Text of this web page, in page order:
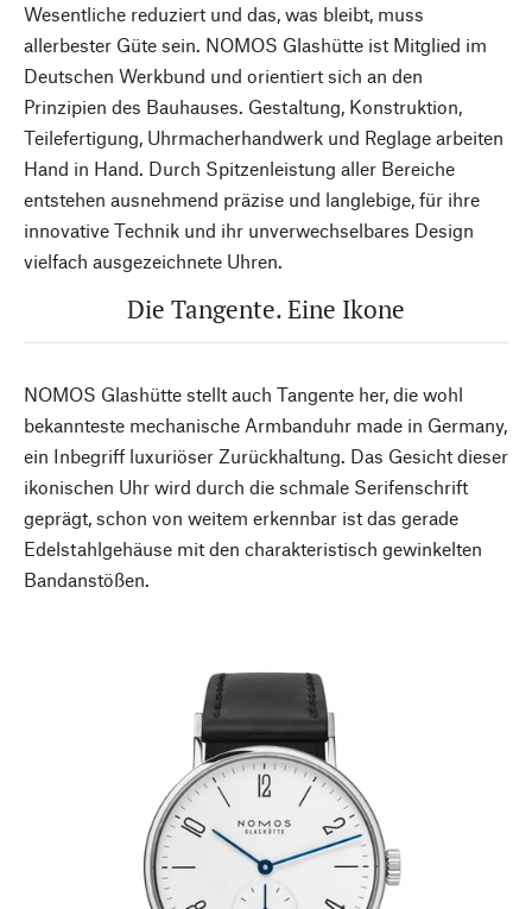
Wesentliche reduziert und das, was bleibt, muss
allerbester Güte sein. NOMOS Glashütte ist Mitglied im
Deutschen Werkbund und orientiert sich an den
Prinzipien des Bauhauses. Gestaltung, Konstruktion,
Teilefertigung, Uhrmacherhandwerk und Reglage arbeiten
Hand in Hand. Durch Spitzenleistung aller Bereiche
entstehen ausnehmend präzise und langlebige, für ihre
innovative Technik und ihr unverwechselbares Design
vielfach ausgezeichnete Uhren.
Die Tangente. Eine Ikone
NOMOS Glashütte stellt auch Tangente her, die wohl
bekannteste mechanische Armbanduhr made in Germany,
ein Inbegriff luxuriöser Zurückhaltung. Das Gesicht dieser
ikonischen Uhr wird durch die schmale Serifenschrift
geprägt, schon von weitem erkennbar ist das gerade
Edelstahlgehäuse mit den charakteristisch gewinkelten
Bandanstößen.